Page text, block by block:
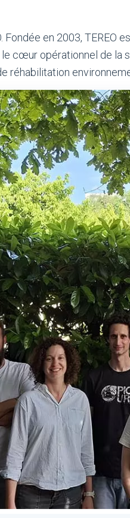
en 2003, TEREO
cœur opérationnel de la
réhabilitation